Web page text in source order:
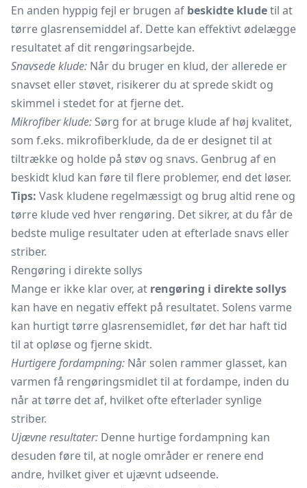
En anden hyppig fejl er brugen af beskidte kludetil at
tørre glasrensemiddel af. Dette kan effektivt ødelægge
resultatet af dit rengøringsarbejde.
Snavsede klude: Når du bruger en klud, der allerede er
snavset eller støvet, risikerer du at sprede skidt og
skimmel i stedet for at fjerne det.
Mikrofiber klude: Sørg for at bruge klude af høj kvalitet,
som f.eks. mikrofiberklude, da de er designet til at
tiltrække og holde på støv og snavs. Genbrug af en
beskidt klud kan føre til flere problemer, end det løser.
Tips: Vask kludene regelmæssigt og brug altid rene og
tørre klude ved hver rengøring. Det sikrer, at du får de
bedste mulige resultater uden at efterlade snavs eller
striber.
Rengøring i direkte sollys
Mange er ikke klar over, at rengøring i direkte sollys
kan have en negativ effekt på resultatet. Solens varme
kan hurtigt tørre glasrensemidlet, før det har haft tid
til at opløse og fjerne skidt.
Hurtigere fordampning: Når solen rammer glasset, kan
varmen få rengøringsmidlet til at fordampe, inden du
når at tørre det af, hvilket ofte efterlader synlige
striber.
Ujævne resultater: Denne hurtige fordampning kan
desuden føre til, at nogle områder er renere end
andre, hvilket giver et ujævnt udseende.